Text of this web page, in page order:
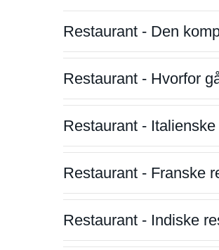
Restaurant - Den
Restaurant - Hvorfor
Restaurant -
Restaurant - Franske
Restaurant - Indiske